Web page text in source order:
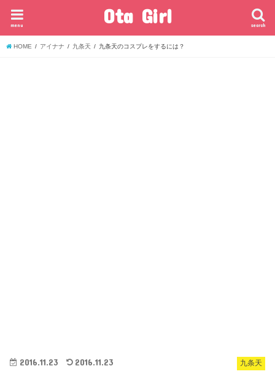
Ota Girl search
menu
HOME アイナナ 九条天 九条天のコスプレをするには？
九条天
2016.11.23 2016.11.23